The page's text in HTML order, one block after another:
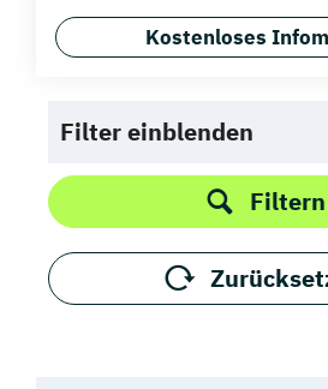
Kostenloses
Filter einblenden
Filtern